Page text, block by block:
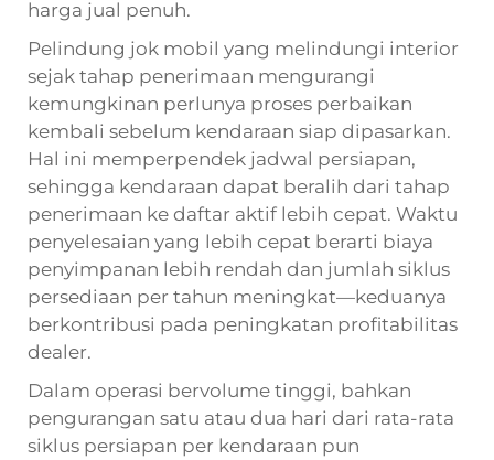
harga jual penuh.
Pelindung jok mobil yang melindungi interior
sejak tahap penerimaan mengurangi
kemungkinan perlunya proses perbaikan
kembali sebelum kendaraan siap dipasarkan.
Hal ini memperpendek jadwal persiapan,
sehingga kendaraan dapat beralih dari tahap
penerimaan ke daftar aktif lebih cepat. Waktu
penyelesaian yang lebih cepat berarti biaya
penyimpanan lebih rendah dan jumlah siklus
persediaan per tahun meningkat—keduanya
berkontribusi pada peningkatan profitabilitas
dealer.
Dalam operasi bervolume tinggi, bahkan
pengurangan satu atau dua hari dari rata-rata
siklus persiapan per kendaraan pun